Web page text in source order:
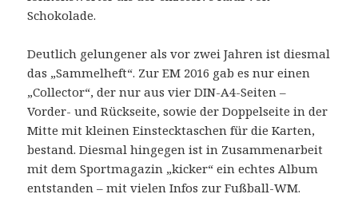
Schokolade.
Deutlich gelungener als vor zwei Jahren ist diesmal
das „Sammelheft“. Zur EM 2016 gab es nur einen
„Collector“, der nur aus vier DIN-A4-Seiten –
Vorder- und Rückseite, sowie der Doppelseite in der
Mitte mit kleinen Einstecktaschen für die Karten,
bestand. Diesmal hingegen ist in Zusammenarbeit
mit dem Sportmagazin „kicker“ ein echtes Album
entstanden – mit vielen Infos zur Fußball-WM.